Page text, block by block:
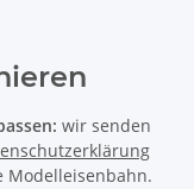
wir senden
Modelleisenbahn.